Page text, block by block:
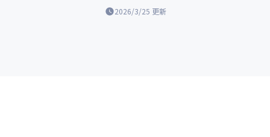
2026/3/25 更新